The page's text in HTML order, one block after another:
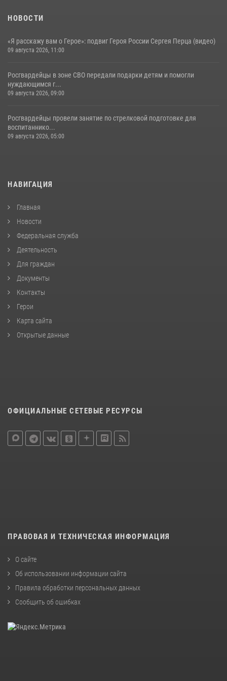
НОВОСТИ
«Я расскажу вам о Герое»: подвиг Героя России Сергея Перца (видео)
09 августа 2026, 11:00
Росгвардейцы в зоне СВО передали подарки детям и помогли
нуждающимся г...
09 августа 2026, 09:00
Росгвардейцы провели занятие по стрелковой подготовке для
воспитаннико...
09 августа 2026, 05:00
НАВИГАЦИЯ
Главная
Новости
Федеральная служба
Деятельность
Для граждан
Документы
Контакты
Герои
Карта сайта
Открытые данные
ОФИЦИАЛЬНЫЕ СЕТЕВЫЕ РЕСУРСЫ
ПРАВОВАЯ И ТЕХНИЧЕСКАЯ ИНФОРМАЦИЯ
О сайте
Об использовании информации сайта
Правила обработки персональных данных
Сообщить об ошибках